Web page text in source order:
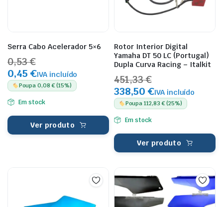
Serra Cabo Acelerador 5×6
0,53 €
0,45 €IVA incluído
Poupa 0,08 € (15%)
Em stock
Ver produto
Rotor Interior Digital
Yamaha DT 50 LC (Portugal)
Dupla Curva Racing – Italkit
451,33 €
338,50 €IVA incluído
Poupa 112,83 € (25%)
Em stock
Ver produto